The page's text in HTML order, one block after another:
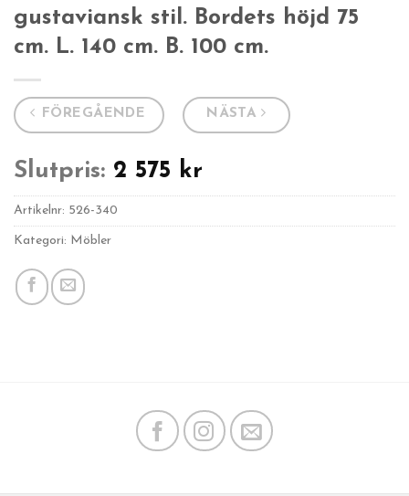
gustaviansk stil. Bordets höjd 75
cm. L. 140 cm. B. 100 cm.
FÖREGÅENDE NÄSTA
Slutpris: 2 575 kr
Artikelnr: 526-340
Kategori: Möbler